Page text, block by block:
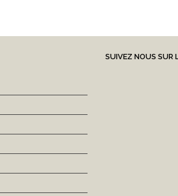
DE DISPONIBILITÉS
60 29 41
DU
110€
SUIVEZ NOUS SUR